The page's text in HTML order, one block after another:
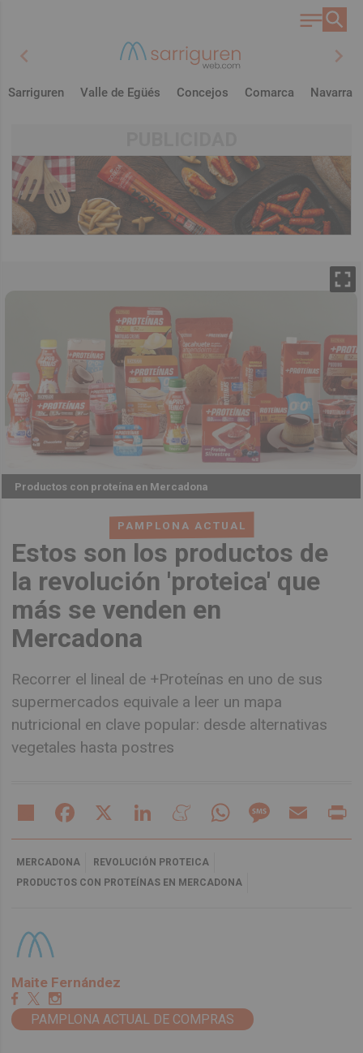
chevron_left chevron_right
Sarriguren Valle de Egüés Concejos Comarca Navarra
PAMPLONA ACTUAL
Estos son los productos de
la revolución 'proteica' que
más se venden en
Mercadona
Recorrer el lineal de +Proteínas en uno de sus
supermercados equivale a leer un mapa
nutricional en clave popular: desde alternativas
vegetales hasta postres
Productos con proteína en Mercadona
Share Facebook LinkedIn MeneameWhatsAppMessageEmail
MERCADONA
REVOLUCIÓN PROTEICA
PRODUCTOS CON PROTEÍNAS EN MERCADONA
Maite Fernández
PAMPLONA ACTUAL DE COMPRAS